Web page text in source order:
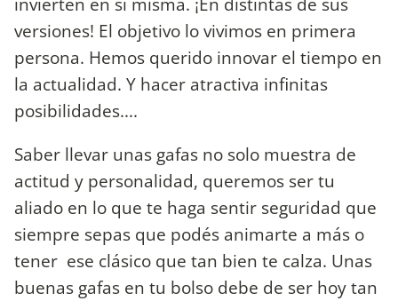
versiones! El objetivo lo vivimos en primera
persona. Hemos querido innovar el tiempo en
la actualidad. Y hacer atractiva infinitas
posibilidades....
Saber llevar unas gafas no solo muestra de
actitud y personalidad, queremos ser tu
aliado en lo que te haga sentir seguridad que
siempre sepas que podés animarte a más o
tener ese clásico que tan bien te calza. Unas
buenas gafas en tu bolso debe de ser hoy tan